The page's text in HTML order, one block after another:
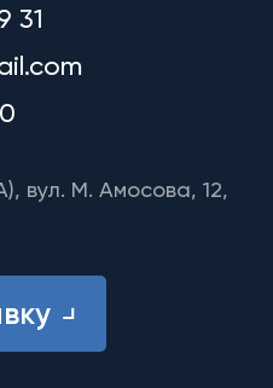
31
вул. М. Амосова, 12,